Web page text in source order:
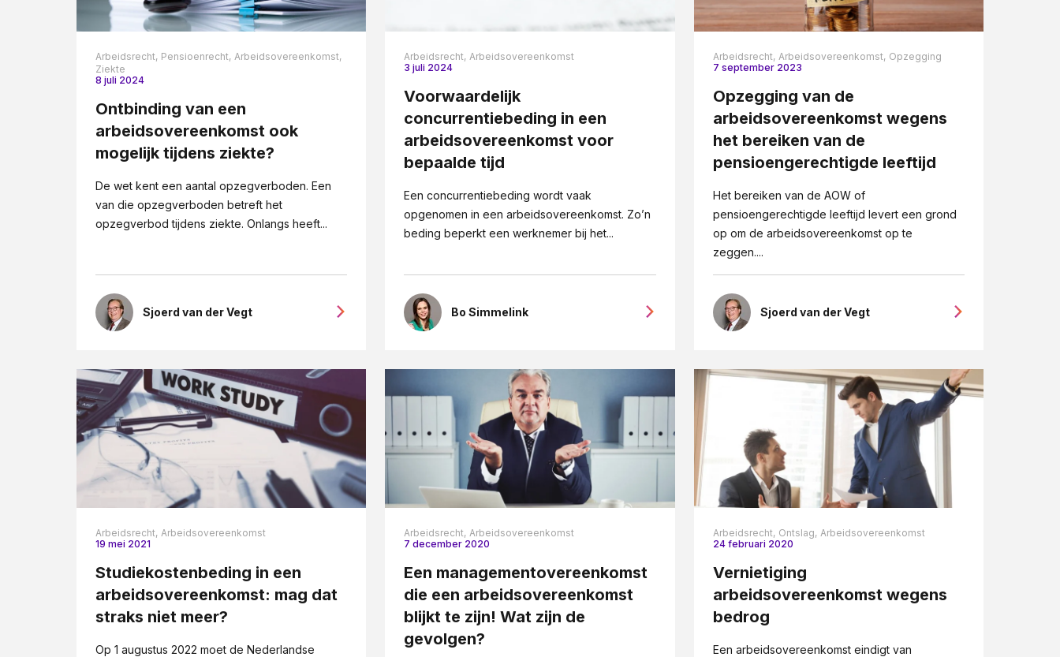
Arbeidsrecht, Pensioenrecht, Arbeidsovereenkomst,
Ziekte
8 juli 2024
Ontbinding van een
arbeidsovereenkomst ook
mogelijk tijdens ziekte?
De wet kent een aantal opzegverboden. Een
van die opzegverboden betreft het
opzegverbod tijdens ziekte. Onlangs heeft...
Sjoerd van der Vegt
Arbeidsrecht, Arbeidsovereenkomst
3 juli 2024
Voorwaardelijk
concurrentiebeding in een
arbeidsovereenkomst voor
bepaalde tijd
Een concurrentiebeding wordt vaak
opgenomen in een arbeidsovereenkomst. Zo’n
beding beperkt een werknemer bij het...
Bo Simmelink
Arbeidsrecht, Arbeidsovereenkomst, Opzegging
7 september 2023
Opzegging van de
arbeidsovereenkomst wegens
het bereiken van de
pensioengerechtigde leeftijd
Het bereiken van de AOW of
pensioengerechtigde leeftijd levert een grond
op om de arbeidsovereenkomst op te
zeggen....
Sjoerd van der Vegt
Arbeidsrecht, Arbeidsovereenkomst
19 mei 2021
Studiekostenbeding in een
arbeidsovereenkomst: mag dat
straks niet meer?
Op 1 augustus 2022 moet de Nederlandse
Arbeidsrecht, Arbeidsovereenkomst
7 december 2020
Een managementovereenkomst
die een arbeidsovereenkomst
blijkt te zijn! Wat zijn de
gevolgen?
Arbeidsrecht, Ontslag, Arbeidsovereenkomst
24 februari 2020
Vernietiging
arbeidsovereenkomst wegens
bedrog
Een arbeidsovereenkomst eindigt van